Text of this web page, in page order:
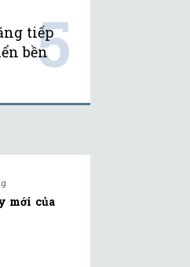
tiếp
bền5
mới của